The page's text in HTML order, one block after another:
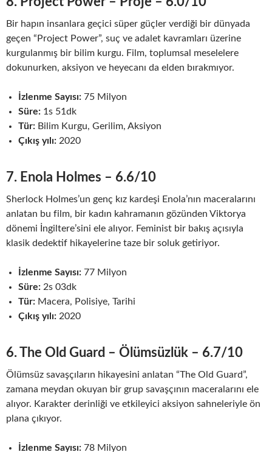
Bir hapın insanlara geçici süper güçler verdiği bir dünyada
geçen “Project Power”, suç ve adalet kavramları üzerine
kurgulanmış bir bilim kurgu. Film, toplumsal meselelere
dokunurken, aksiyon ve heyecanı da elden bırakmıyor.
İzlenme Sayısı: 75 Milyon
Süre: 1s 51dk
Tür: Bilim Kurgu, Gerilim, Aksiyon
Çıkış yılı: 2020
7. Enola Holmes – 6.6/10
Sherlock Holmes’un genç kız kardeşi Enola’nın maceralarını
anlatan bu film, bir kadın kahramanın gözünden Viktorya
dönemi İngiltere’sini ele alıyor. Feminist bir bakış açısıyla
klasik dedektif hikayelerine taze bir soluk getiriyor.
İzlenme Sayısı: 77 Milyon
Süre: 2s 03dk
Tür: Macera, Polisiye, Tarihi
Çıkış yılı: 2020
6. The Old Guard – Ölümsüzlük – 6.7/10
Ölümsüz savaşçıların hikayesini anlatan “The Old Guard”,
zamana meydan okuyan bir grup savaşçının maceralarını ele
alıyor. Karakter derinliği ve etkileyici aksiyon sahneleriyle ön
plana çıkıyor.
İzlenme Sayısı: 78 Milyon